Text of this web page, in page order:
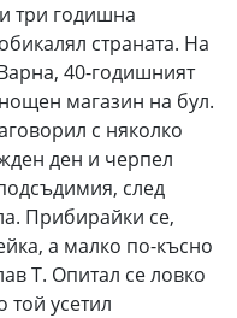
три годишна
страната. На
40-годишният
магазин на бул.
с няколко
ден и черпел
след
Прибирайки се,
а малко по-късно
Т. Опитал се ловко
усетил